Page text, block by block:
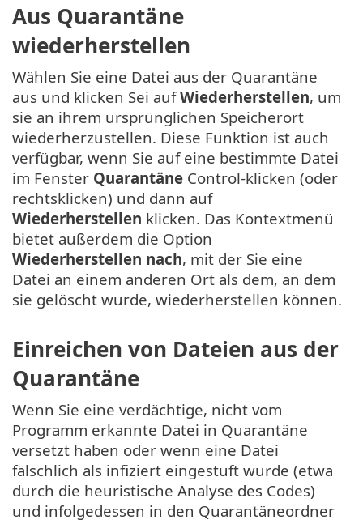
Aus Quarantäne
wiederherstellen
Wählen Sie eine Datei aus der Quarantäne
aus und klicken Sei aufWiederherstellen, um
sie an ihrem ursprünglichen Speicherort
wiederherzustellen. Diese Funktion ist auch
verfügbar, wenn Sie auf eine bestimmte Datei
im Fenster Quarantäne Control-klicken (oder
rechtsklicken) und dann auf
Wiederherstellen klicken. Das Kontextmenü
bietet außerdem die Option
Wiederherstellen nach, mit der Sie eine
Datei an einem anderen Ort als dem, an dem
sie gelöscht wurde, wiederherstellen können.
Einreichen von Dateien aus der
Quarantäne
Wenn Sie eine verdächtige, nicht vom
Programm erkannte Datei in Quarantäne
versetzt haben oder wenn eine Datei
fälschlich als infiziert eingestuft wurde (etwa
durch die heuristische Analyse des Codes)
und infolgedessen in den Quarantäneordner